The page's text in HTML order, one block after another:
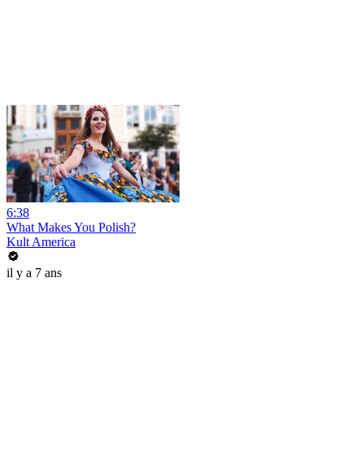
6:38
What Makes You Polish?
Kult America
il y a 7 ans